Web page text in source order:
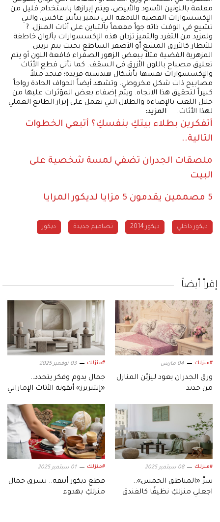
مقلمة باللونين الأسود والأبيض، ويتم إبرازها باستخدام قليل من
الإكسسوارات الفضية اللامعة التي تتميز بتأثير عاكس، والتي
تشيع في الوقت ذاته جواً مفعماً بالتباين على أثاث المنزل. ?
ولمزيد من التفرد والتميز تزدان هذه الإكسسوارات بألوان خاطفة
للأنظار كالأزرق المشع أو الأصفر الساطع بحيث يتم تزيين
المزهرية الفضية مثلاً ببعض الزهور الصفراء فاقعة اللون أو يتم
تعليق مصباح باللون الأزرق في السقف. كما تأتي قطع الأثاث
والإكسسوارات نفسها بأشكال هندسية فريدة؛ فنجد مثلاً
مصابيح ذات شكل مخروطي. وتشهد أيضاً الحواف الحادة رواجاً
كبيراً لتحقيق هذا الاتجاه. ويتم إضفاء بعض المؤثرات عليها من
خلال اللعب بالإضاءة والظلال التي تعمل على إبراز الطابع العملي
لهذا الأثاث.
المزيد:
أتفكرين بطلاء بيتكِ بنفسكِ؟ أتبعي الخطوات
التالية..
ملصقات الجدران تضفي لمسة شخصية على
البيت
5 مصممين يقدمون 5 مزايا لديكور المرايا
ديكور داخلي ديكور 2014 تصاميم جديدة ديكور
إقرأ أيضاً
#منزلك 04 مارس
ورق الجدران يعود ليزيّن المنازل
من جديد
#منزلك 03 نوفمبر 2025
جمال يدوم وفكر يتجدد..
«إنتيريرز» أيقونة الأثاث الإماراتي
#منزلك 08 سبتمبر 2025
سرُّ «المناطق الخمس»..
اجعلي منزلكِ نظيفًا كالفندق
#منزلك 01 سبتمبر 2025
قطع ديكور أنيقة.. تسرق جمال
منزلكِ بهدوء